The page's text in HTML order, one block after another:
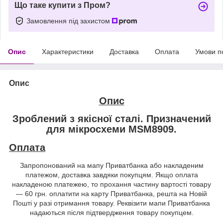
Що таке купити з Пром?
Замовлення під захистом
Опис Характеристики Доставка Оплата Умови
Опис
Опис
Зроблений з якісної сталі. Призначений
для мікросхеми MSM8909.
Оплата
Запропонований на мапу Приватбанка або накладеним
платежом, доставка завдяки покупцям. Якщо оплата
накладеною платежею, то прохання частину вартості товару
— 60 грн. оплатити на карту Приватбанка, решта на Новій
Пошті у разі отримання товару. Реквізити мапи Приватбанка
надаються після підтвердження товару покупцем.